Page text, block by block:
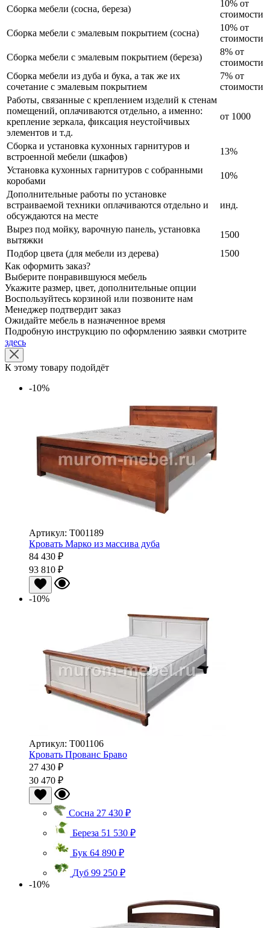
Сборка мебели (сосна, береза)
10% от
стоимости
Сборка мебели с эмалевым покрытием (сосна)
10% от
стоимости
Сборка мебели с эмалевым покрытием (береза)
8% от
стоимости
Сборка мебели из дуба и бука, а так же их
сочетание с эмалевым покрытием
7% от
стоимости
Работы, связанные с креплением изделий к стенам
помещений, оплачиваются отдельно, а именно:
крепление зеркала, фиксация неустойчивых
элементов и т.д.
от 1000
Сборка и установка кухонных гарнитуров и
встроенной мебели (шкафов)
13%
Установка кухонных гарнитуров с собранными
коробами
10%
Дополнительные работы по установке
встраиваемой техники оплачиваются отдельно и
обсуждаются на месте
инд.
Вырез под мойку, варочную панель, установка
вытяжки
1500
Подбор цвета (для мебели из дерева)
1500
Как оформить заказ?
Выберите понравившуюся мебель
Укажите размер, цвет, дополнительные опции
Воспользуйтесь корзиной или позвоните нам
Менеджер подтвердит заказ
Ожидайте мебель в назначенное время
Подробную инструкцию по оформлению заявки смотрите
здесь
К этому товару подойдёт
-10%
Артикул: Т001189
Кровать Марко из массива дуба
84 430 ₽
93 810 ₽
-10%
Артикул: Т001106
Кровать Прованс Браво
27 430 ₽
30 470 ₽
Сосна 27 430 ₽
Береза 51 530 ₽
Бук 64 890 ₽
Дуб 99 250 ₽
-10%